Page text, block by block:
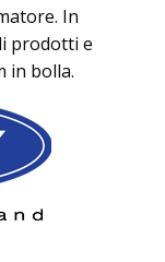
In
prodotti e
in bolla.